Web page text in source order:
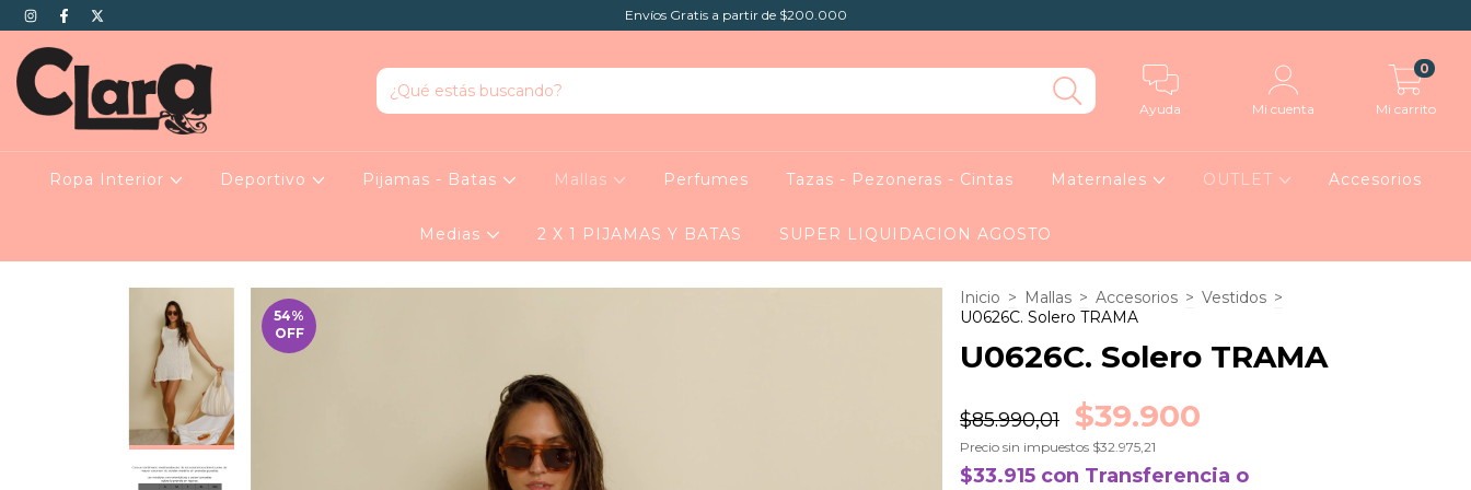
Envíos Gratis a partir de $200.000
Ayuda Mi cuenta Mi carrito
0
Ropa Interior Deportivo Pijamas - Batas Mallas Perfumes Tazas - Pezoneras - Cintas Maternales OUTLET Accesorios
Medias 2 X 1 PIJAMAS Y BATAS SUPER LIQUIDACION AGOSTO
54%
OFF
Inicio > Mallas > Accesorios > Vestidos >
U0626C. Solero TRAMA
U0626C. Solero TRAMA
$85.990,01 $39.900
Precio sin impuestos $32.975,21
$33.915 con Transferencia o